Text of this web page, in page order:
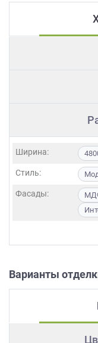
Ширина:
Стиль:
Фасады:
Варианты